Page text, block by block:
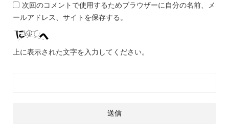
次回のコメントで使用するためブラウザーに自分の名前、メ
ールアドレス、サイトを保存する。
上に表示された文字を入力してください。